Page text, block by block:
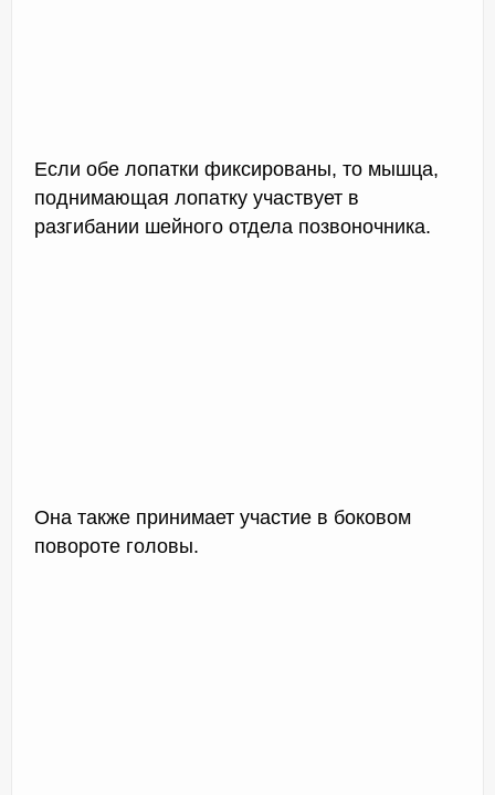
Если обе лопатки фиксированы, то мышца,
поднимающая лопатку участвует в
разгибании шейного отдела позвоночника.
Она также принимает участие в боковом
повороте головы.